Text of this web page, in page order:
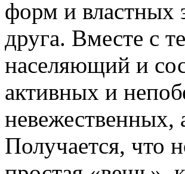
форм и властных
друга. Вместе с
населяющий и
активных и
невежественных,
Получается, что